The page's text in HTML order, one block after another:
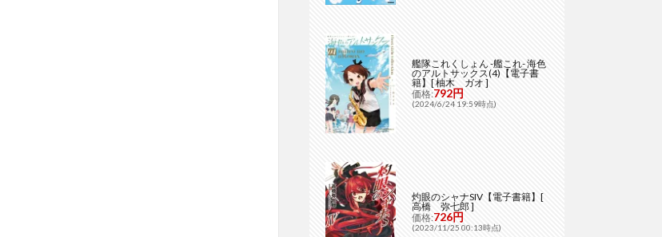
艦隊これくしょん -艦これ- 海色
のアルトサックス(4)【電子書
籍】[ 柚木 ガオ ]
価格:792円
(2024/6/24 19:59時点)
灼眼のシャナSIV【電子書籍】[
高橋 弥七郎 ]
価格:726円
(2023/11/25 00:13時点)